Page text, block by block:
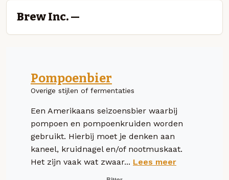
Brew Inc. —
Pompoenbier
Overige stijlen of fermentaties
Een Amerikaans seizoensbier waarbij
pompoen en pompoenkruiden worden
gebruikt. Hierbij moet je denken aan
kaneel, kruidnagel en/of nootmuskaat.
Het zijn vaak wat zwaar... Lees meer